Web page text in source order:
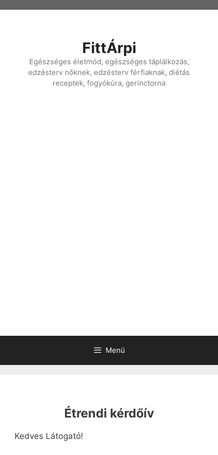
FittÁrpi
Egészséges életmód, egészséges táplálkozás,
edzésterv nőknek, edzésterv férfiaknak, diétás
receptek, fogyókúra, gerinctorna
Menü
Étrendi kérdőív
Kedves Látogató!